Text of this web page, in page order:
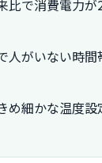
比で消費電力
人がいない時
め細かな温度